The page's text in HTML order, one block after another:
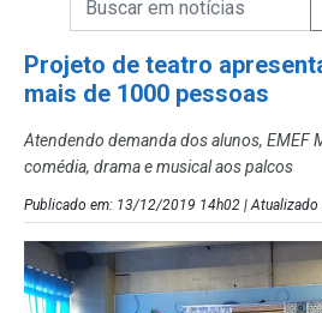
Projeto de teatro
mais de 1000 pessoas
Atendendo demanda dos alunos, EMEF
comédia, drama e musical aos palcos
Publicado em: 13/12/2019 14h02 |